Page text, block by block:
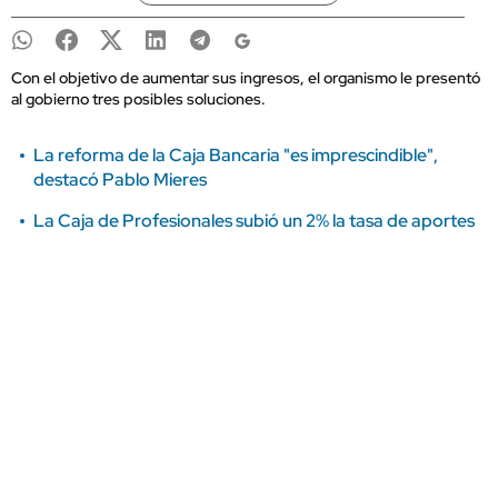
Con el objetivo de aumentar sus ingresos, el organismo le presentó
al gobierno tres posibles soluciones.
La reforma de la Caja Bancaria "es imprescindible",
destacó Pablo Mieres
La Caja de Profesionales subió un 2% la tasa de aportes